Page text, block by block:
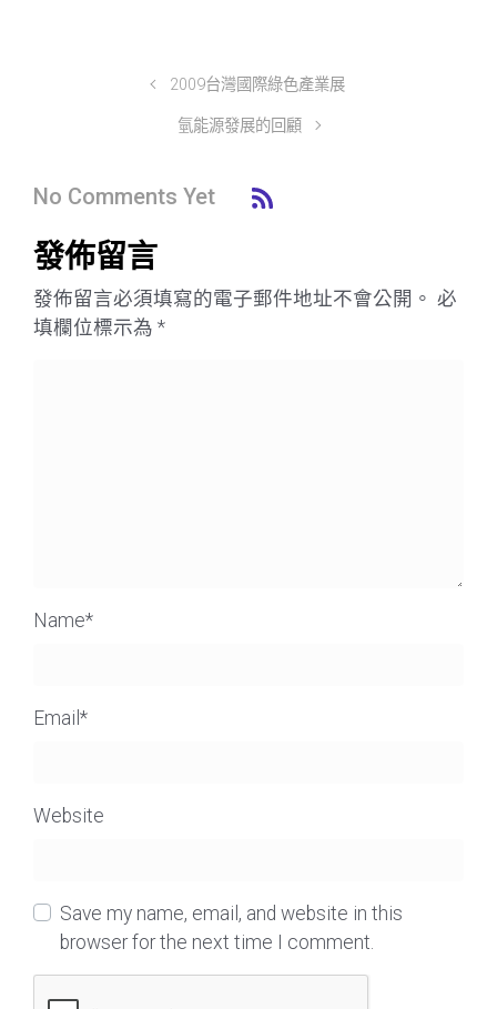
2009台灣國際綠色產業展
氫能源發展的回顧
No Comments Yet
發佈留言
發佈留言必須填寫的電子郵件地址不會公開。 必
填欄位標示為 *
Name*
Email *
Website
Save my name, email, and website in this
browser for the next time I comment.